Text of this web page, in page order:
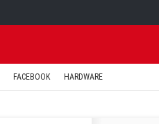
FACEBOOK HARDWARE